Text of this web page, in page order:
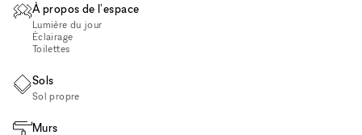
À propos de l'espace
Lumière du jour
Éclairage
Toilettes
Sols
Sol propre
Murs